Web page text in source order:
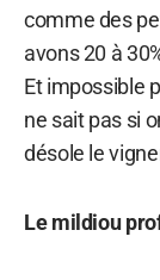
comme des
avons 20 à
Et impossible
ne sait pas si
désole le
Le mildiou